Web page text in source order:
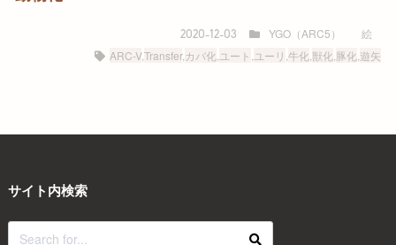
2020-12-03 YGO（ARC5）
絵
ARC-V,Transfer, カバ化 ユート ユーリ ,牛化,獣化 豚化 遊矢
サイト内検索